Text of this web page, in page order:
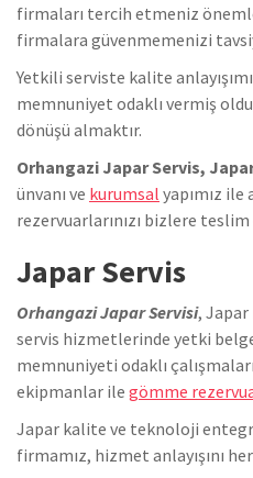
firmaları tercih etmeniz
firmalara güvenmemenizi
Yetkili serviste kalite
memnuniyet odaklı vermiş
dönüşü almaktır.
Orhangazi Japar Servis,
ünvanı ve kurumsal yapımız
rezervuarlarınızı bizlere
Japar Servis
Orhangazi Japar Servisi, Japar
servis hizmetlerinde yetki
memnuniyeti odaklı
ekipmanlar ile gömme
Japar kalite ve teknoloji
firmamız, hizmet anlayışını